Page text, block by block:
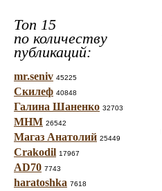
Топ 15
по количеству
публикаций:
mr.seniv 45225
Скилеф 40848
Галина Шаненко 32703
МНМ 26542
Магаз Анатолий 25449
Crakodil 17967
AD70 7743
haratoshka 7618